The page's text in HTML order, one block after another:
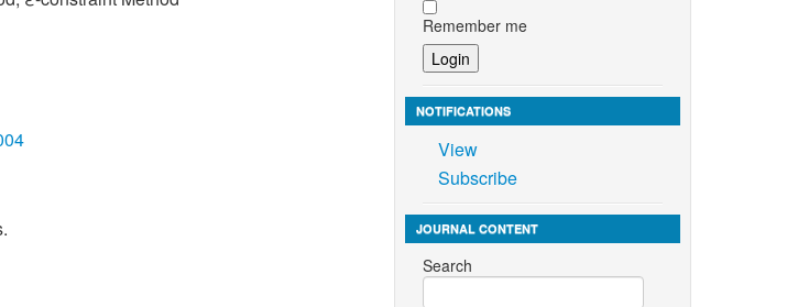
A survey of approaches for university
M.I.R. Shuvo, N. Siddique and H. Adeli,
Systems with Applications, 2019, 127,
Remember me
NOTIFICATIONS
View
Subscribe
JOURNAL CONTENT
Search